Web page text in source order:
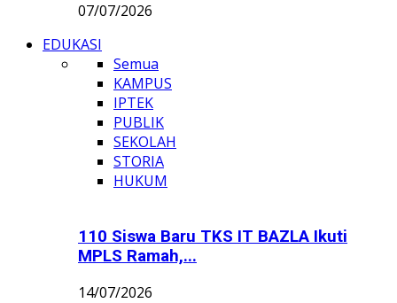
07/07/2026
EDUKASI
Semua
KAMPUS
IPTEK
PUBLIK
SEKOLAH
STORIA
HUKUM
110 Siswa Baru TKS IT BAZLA Ikuti
MPLS Ramah,...
14/07/2026